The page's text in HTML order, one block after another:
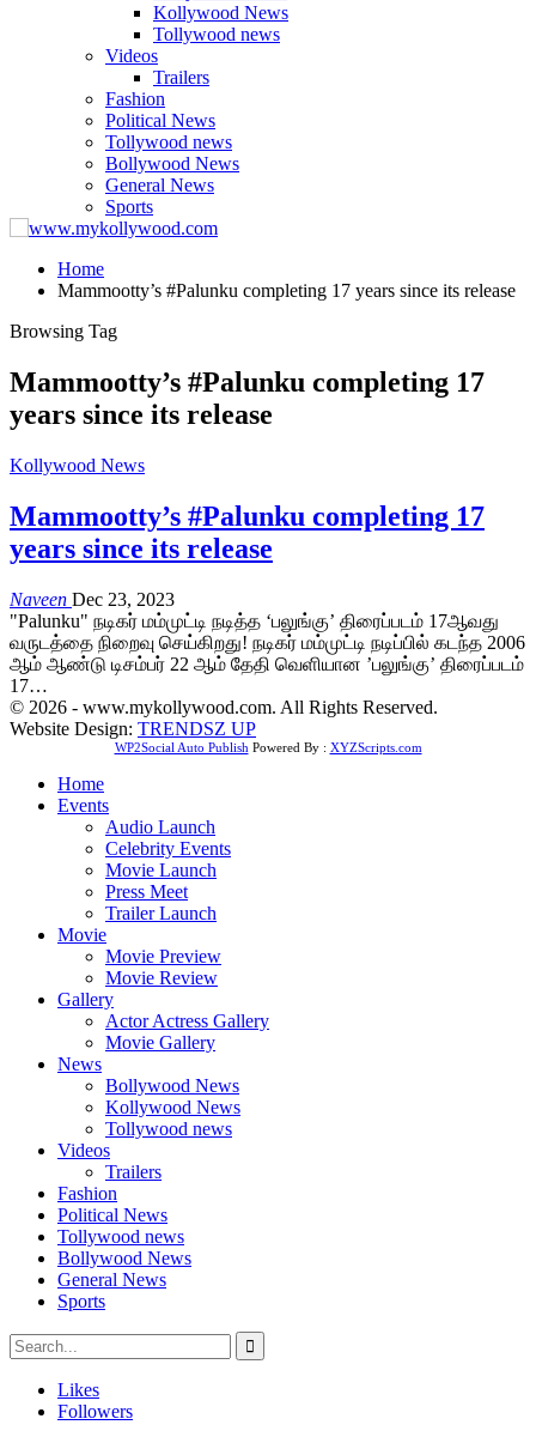
Kollywood News
Tollywood news
Videos
Trailers
Fashion
Political News
Tollywood news
Bollywood News
General News
Sports
Home
Mammootty’s #Palunku completing 17 years since its release
Browsing Tag
Mammootty’s #Palunku completing 17
years since its release
Kollywood News
Mammootty’s #Palunku completing 17
years since its release
Naveen Dec 23, 2023
"Palunku" நடிகர் மம்முட்டி நடித்த ‘பலுங்கு’ திரைப்படம் 17ஆவது
வருடத்தை நிறைவு செய்கிறது! நடிகர் மம்முட்டி நடிப்பில் கடந்த 2006
ஆம் ஆண்டு டிசம்பர் 22 ஆம் தேதி வெளியான ’பலுங்கு’ திரைப்படம்
17…
© 2026 - www.mykollywood.com. All Rights Reserved.
Website Design: TRENDSZ UP
WP2Social Auto Publish Powered By : XYZScripts.com
Home
Events
Audio Launch
Celebrity Events
Movie Launch
Press Meet
Trailer Launch
Movie
Movie Preview
Movie Review
Gallery
Actor Actress Gallery
Movie Gallery
News
Bollywood News
Kollywood News
Tollywood news
Videos
Trailers
Fashion
Political News
Tollywood news
Bollywood News
General News
Sports
Likes
Followers